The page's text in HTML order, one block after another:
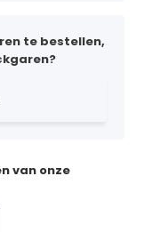
te bestellen,
van onze